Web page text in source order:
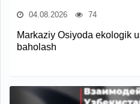
04.08.2026 74
Markaziy Osiyoda ekologik
baholash